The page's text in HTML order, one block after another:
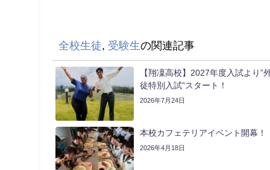
全校生徒, 受験生の関連記事
【翔凜高校】2027年度入試より”
徒特別入試”スタート！
2026年7月24日
本校カフェテリアイベント開幕！
2026年4月18日